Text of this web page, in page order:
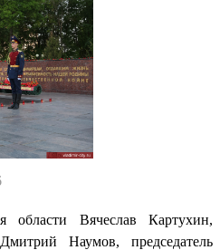
области Вячеслав Картухин,
Наумов, председатель